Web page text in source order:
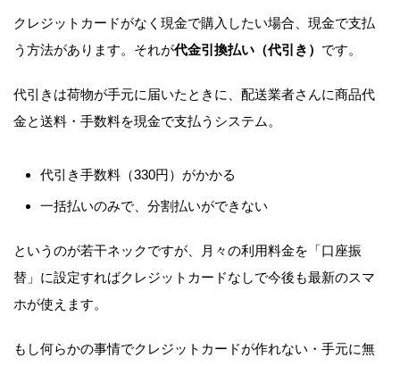
クレジットカードがなく現金で購入したい場合、現金で支払
う方法があります。それが代金引換払い（代引き） です。
代引きは荷物が手元に届いたときに、配送業者さんに商品代
金と送料・手数料を現金で支払うシステム。
代引き手数料（330円）がかかる
一括払いのみで、分割払いができない
というのが若干ネックですが、月々の利用料金を「口座振
替」に設定すればクレジットカードなしで今後も最新のスマ
ホが使えます。
もし何らかの事情でクレジットカードが作れない・手元に無